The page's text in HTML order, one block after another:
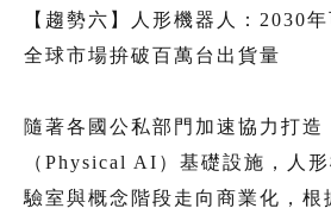
【趨勢六】人形機器人：2030
全球市場拚破百萬台出貨量
隨著各國公私部門加速協力打造
（Physical AI）基礎設施，人
驗室與概念階段走向商業化，根